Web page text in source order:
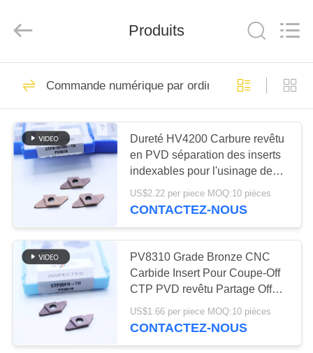
MAISON
PRODUITS
VIDÉO
PROPOS
DE
NOUS
Advanced
Materials
Rights
insertions de
rotation de cermet
272
Insertions de
rotation de carbure
166
Produits
Commande numérique par ordinateur cannelant
Dureté HV4200 Carbure revêtu
en PVD séparation des inserts
indexables pour l'usinage de
l'acier et de l'acier inoxydable
CTPA15FRN-TH
US$2.22 per piece MOQ:10 pièces
CONTACTEZ-NOUS
PV8310 Grade Bronze CNC
Carbide Insert Pour Coupe-Off
CTP PVD revêtu Partage Off
Inserts indexables CTP20FR-
TH Parfait pour le CTP
US$1.66 per piece MOQ:10 pièces
CONTACTEZ-NOUS